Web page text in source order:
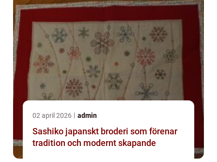
02 april 2026 admin
Sashiko japanskt broderi som förenar
tradition och modernt skapande